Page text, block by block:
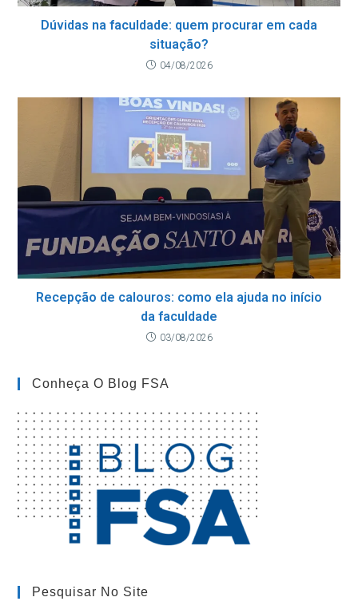
Dúvidas na faculdade: quem procurar em cada
situação?
04/08/2026
Recepção de calouros: como ela ajuda no início
da faculdade
03/08/2026
Conheça O Blog FSA
Pesquisar No Site